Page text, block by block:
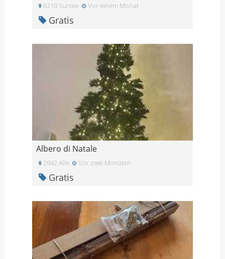
6210 Sursee Vor einem Monat
Gratis
Albero di Natale
2942 Alle Vor zwei Monaten
Gratis